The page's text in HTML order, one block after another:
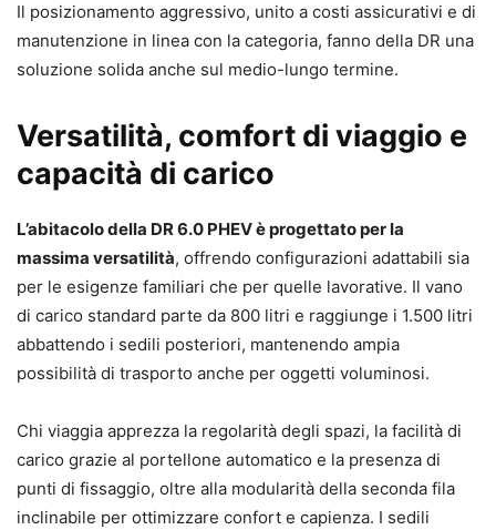
Il posizionamento aggressivo, unito a costi assicurativi e di
manutenzione in linea con la categoria, fanno della DR una
soluzione solida anche sul medio-lungo termine.
Versatilità, comfort di viaggio e
capacità di carico
L’abitacolo della DR 6.0 PHEV è progettato per la
massima versatilità, offrendo configurazioni adattabili sia
per le esigenze familiari che per quelle lavorative. Il vano
di carico standard parte da 800 litri e raggiunge i 1.500 litri
abbattendo i sedili posteriori, mantenendo ampia
possibilità di trasporto anche per oggetti voluminosi.
Chi viaggia apprezza la regolarità degli spazi, la facilità di
carico grazie al portellone automatico e la presenza di
punti di fissaggio, oltre alla modularità della seconda fila
inclinabile per ottimizzare confort e capienza. I sedili